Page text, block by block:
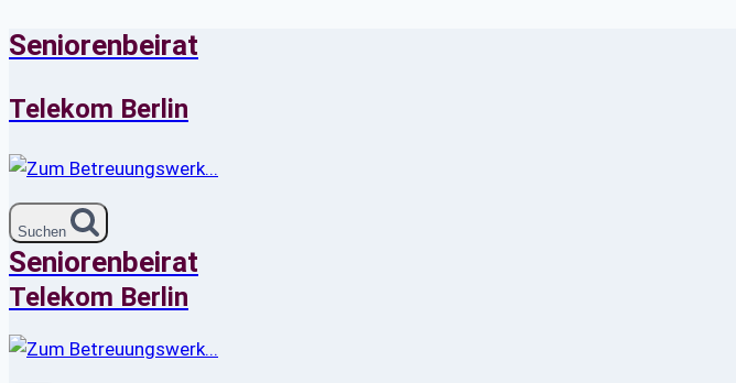
Zum
springen
Seniorenbeirat
Telekom Berlin
Suchen
Seniorenbeirat
Telekom Berlin